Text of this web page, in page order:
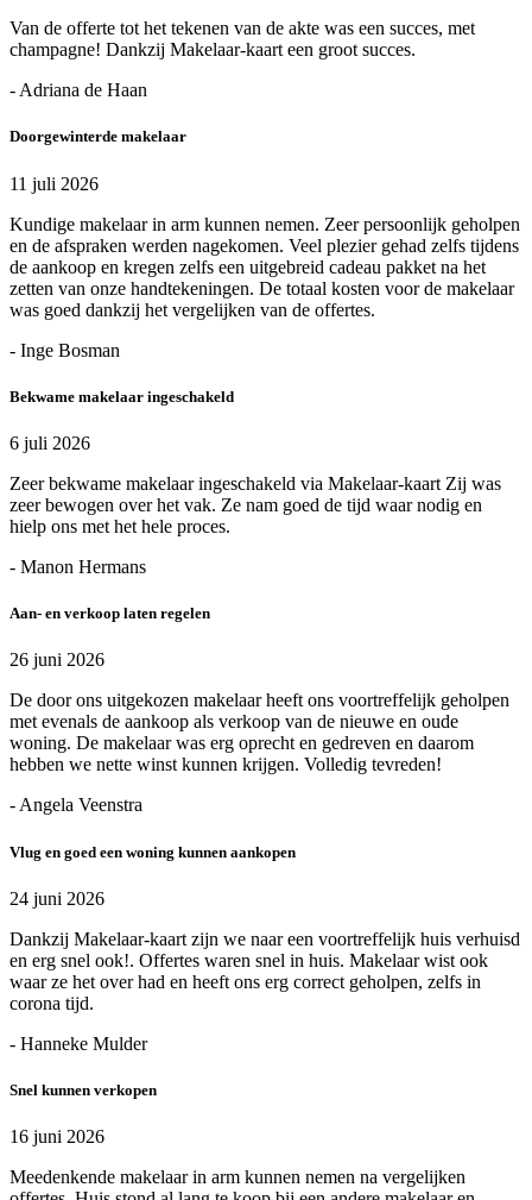
Van de offerte tot het tekenen van de akte was een succes, met
champagne! Dankzij Makelaar-kaart een groot succes.
- Adriana de Haan
Doorgewinterde makelaar
11 juli 2026
Kundige makelaar in arm kunnen nemen. Zeer persoonlijk geholpen
en de afspraken werden nagekomen. Veel plezier gehad zelfs tijdens
de aankoop en kregen zelfs een uitgebreid cadeau pakket na het
zetten van onze handtekeningen. De totaal kosten voor de makelaar
was goed dankzij het vergelijken van de offertes.
- Inge Bosman
Bekwame makelaar ingeschakeld
6 juli 2026
Zeer bekwame makelaar ingeschakeld via Makelaar-kaart Zij was
zeer bewogen over het vak. Ze nam goed de tijd waar nodig en
hielp ons met het hele proces.
- Manon Hermans
Aan- en verkoop laten regelen
26 juni 2026
De door ons uitgekozen makelaar heeft ons voortreffelijk geholpen
met evenals de aankoop als verkoop van de nieuwe en oude
woning. De makelaar was erg oprecht en gedreven en daarom
hebben we nette winst kunnen krijgen. Volledig tevreden!
- Angela Veenstra
Vlug en goed een woning kunnen aankopen
24 juni 2026
Dankzij Makelaar-kaart zijn we naar een voortreffelijk huis verhuisd
en erg snel ook!. Offertes waren snel in huis. Makelaar wist ook
waar ze het over had en heeft ons erg correct geholpen, zelfs in
corona tijd.
- Hanneke Mulder
Snel kunnen verkopen
16 juni 2026
Meedenkende makelaar in arm kunnen nemen na vergelijken